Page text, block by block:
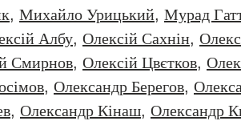
, Михайло Урицький, Мурад
Албу, Олексiй Сахнiн,
Смирнов, Олексій Цвєтков,
, Олександр Берегов,
, Олександр Кінаш, Олександр